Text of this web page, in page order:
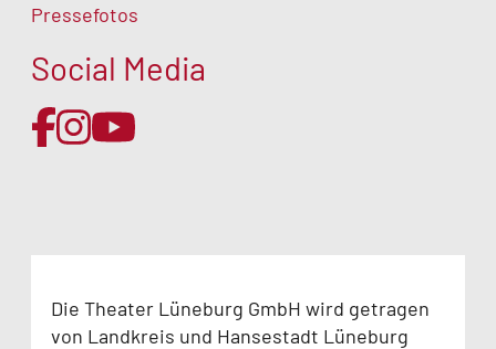
Pressefotos
Social Media
Die Theater Lüneburg GmbH wird getragen
von Landkreis und Hansestadt Lüneburg